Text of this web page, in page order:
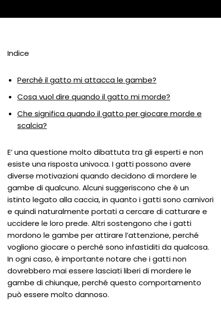
Indice
Perché il gatto mi attacca le gambe?
Cosa vuol dire quando il gatto mi morde?
Che significa quando il gatto per giocare morde e
scalcia?
E’ una questione molto dibattuta tra gli esperti e non
esiste una risposta univoca. I gatti possono avere
diverse motivazioni quando decidono di mordere le
gambe di qualcuno. Alcuni suggeriscono che è un
istinto legato alla caccia, in quanto i gatti sono carnivori
e quindi naturalmente portati a cercare di catturare e
uccidere le loro prede. Altri sostengono che i gatti
mordono le gambe per attirare l’attenzione, perché
vogliono giocare o perché sono infastiditi da qualcosa.
In ogni caso, è importante notare che i gatti non
dovrebbero mai essere lasciati liberi di mordere le
gambe di chiunque, perché questo comportamento
può essere molto dannoso.